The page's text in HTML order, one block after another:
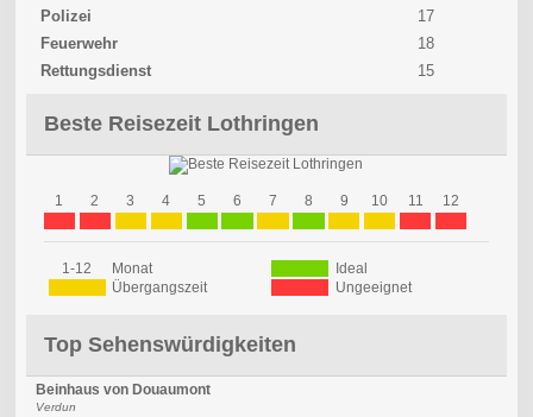
Polizei
17
Feuerwehr
18
Rettungsdienst
15
Beste Reisezeit Lothringen
1 2 3 4 5 6 7 8 9 10 11 12
1-12 Monat
Ideal
Übergangszeit
Ungeeignet
Top Sehenswürdigkeiten
Beinhaus von Douaumont
Verdun